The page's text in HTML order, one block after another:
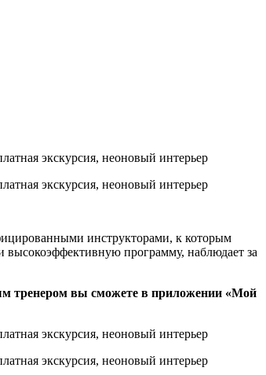
инструкторами, к которым
высокоэффективную программу, наблюдает за
тренером вы сможете в приложении «Мой